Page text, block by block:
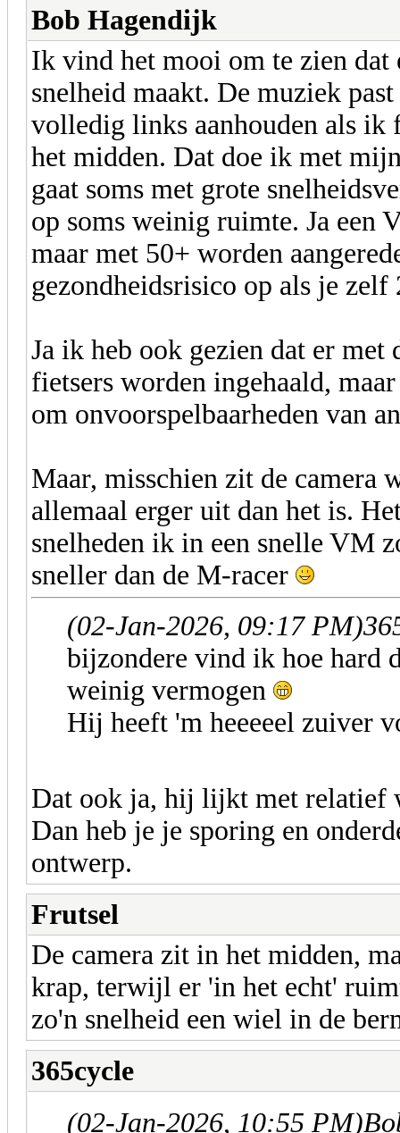
Bob Hagendijk
Ik vind het mooi om te zien
snelheid maakt. De muziek
volledig links aanhouden als ik
het midden. Dat doe ik met
gaat soms met grote
op soms weinig ruimte. Ja een
maar met 50+ worden
gezondheidsrisico op als je
Ja ik heb ook gezien dat er met
fietsers worden ingehaald,
om onvoorspelbaarheden van
Maar, misschien zit de camera
allemaal erger uit dan het is.
snelheden ik in een snelle VM
sneller dan de M-racer
(02-Jan-2026, 09:17 PM)
bijzondere vind ik hoe hard
weinig vermogen
Hij heeft 'm heeeeel zuiver
Dat ook ja, hij lijkt met relatief
Dan heb je je sporing en
ontwerp.
Frutsel
De camera zit in het midden,
krap, terwijl er 'in het echt'
zo'n snelheid een wiel in de
365cycle
(02-Jan-2026, 10:55 PM)